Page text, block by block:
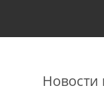
Новости